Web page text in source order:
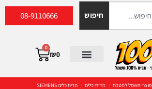
חיפוש 08-9110666
₪0
0
מוצרי חשמל למטבח / מדיחי כלים / מדיח כלים SIEMENS